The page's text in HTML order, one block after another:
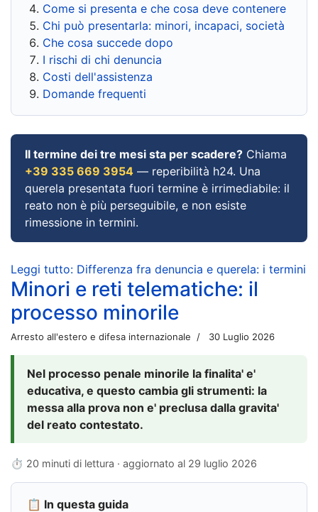
Come si presenta e che cosa deve contenere
Chi può presentarla: minori, incapaci, società
Che cosa succede dopo
I rischi di chi denuncia
Costi dell'assistenza
Domande frequenti
Il termine dei tre mesi sta per scadere? Chiama
+39 335 669 3954 — reperibilità h24. Una
querela presentata fuori termine è irrimediabile: il
reato non è più perseguibile, e non esiste
rimessione in termini.
Leggi tutto: Differenza fra denuncia e querela: i termini
Minori e reti telematiche: il
processo minorile
Arresto all'estero e difesa internazionale 30 Luglio 2026
Nel processo penale minorile la finalita' e'
educativa, e questo cambia gli strumenti: la
messa alla prova non e' preclusa dalla gravita'
del reato contestato.
⏱ 20 minuti di lettura · aggiornato al 29 luglio 2026
📋 In questa guida